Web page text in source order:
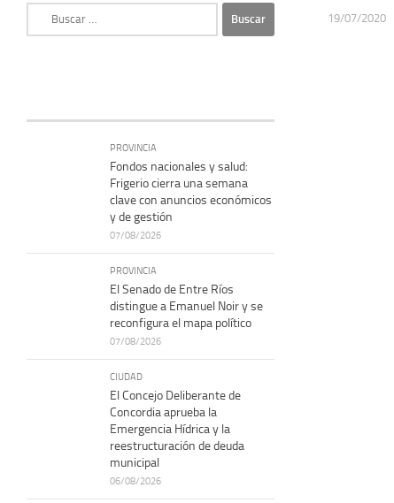
19/07/2020
PROVINCIA
Fondos nacionales y salud:
Frigerio cierra una semana
clave con anuncios económicos
y de gestión
07/08/2026
PROVINCIA
El Senado de Entre Ríos
distingue a Emanuel Noir y se
reconfigura el mapa político
07/08/2026
CIUDAD
El Concejo Deliberante de
Concordia aprueba la
Emergencia Hídrica y la
reestructuración de deuda
municipal
06/08/2026